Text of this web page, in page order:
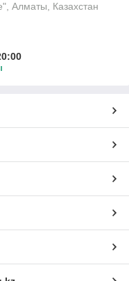
Алматы, Казахстан